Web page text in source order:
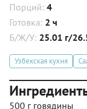
Порций: 4
Готовка: 2 ч
Б/Ж/У: 25.01 г/
Узбекская кухня
500 г говядины